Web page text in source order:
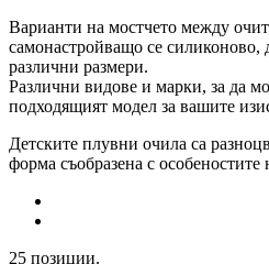
Варианти на мостчето между
самонастройващо се силиконово,
различни размери.
Различни видове и марки, за да
подходящият модел за вашите
Детските плувни очила са
форма съобразена с особеностите
25 позиции.